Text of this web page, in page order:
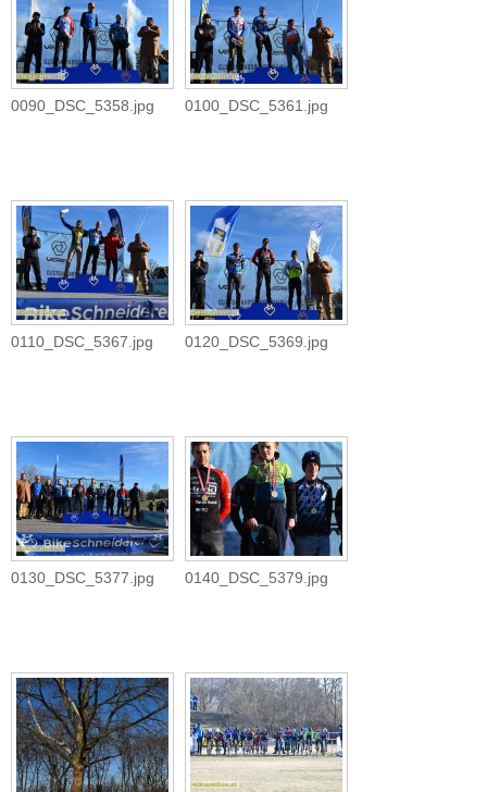
0090_DSC_5358.jpg 0100_DSC_5361.jpg
0110_DSC_5367.jpg 0120_DSC_5369.jpg
0130_DSC_5377.jpg 0140_DSC_5379.jpg